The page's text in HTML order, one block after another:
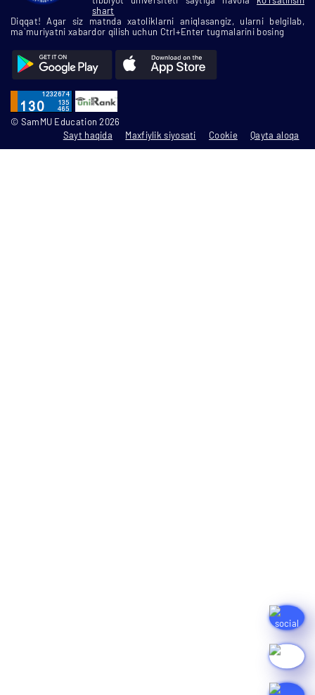
shart
Diqqat! Agar siz matnda xatoliklarni aniqlasangiz, ularni belgilab,
ma`muriyatni xabardor qilish uchun Ctrl+Enter tugmalarini bosing
© SamMU Education 2026
Sayt haqida
Maxfiylik siyosati Cookie Qayta aloqa